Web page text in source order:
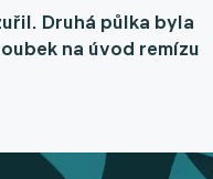
Druhá půlka byla
na úvod remízu